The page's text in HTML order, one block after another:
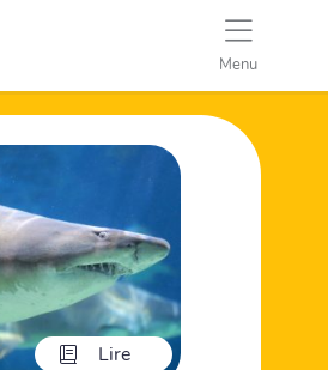
Menu
Lire